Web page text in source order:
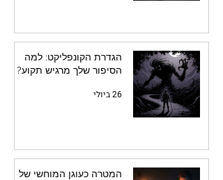
הגדרת הקונפליקט: למה
הסיפור שלך מרגיש תקוע?
26 ביולי
המטרה כעוגן המוחשי של